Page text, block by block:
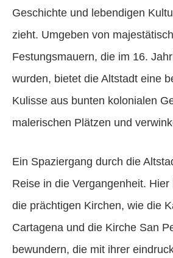
Geschichte und lebendigen
zieht. Umgeben von
Festungsmauern, die im 16.
wurden, bietet die Altstadt eine
Kulisse aus bunten kolonialen
malerischen Plätzen und
Ein Spaziergang durch die
Reise in die Vergangenheit.
die prächtigen Kirchen, wie die
Cartagena und die Kirche San
bewundern, die mit ihrer